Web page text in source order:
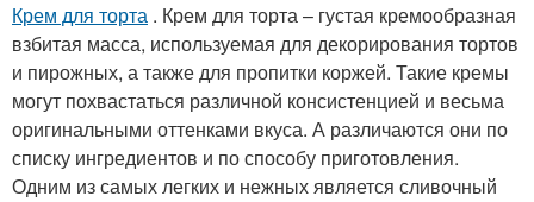
Крем для торта . Крем для торта – густая кремообразная
взбитая масса, используемая для декорирования тортов
и пирожных, а также для пропитки коржей. Такие кремы
могут похвастаться различной консистенцией и весьма
оригинальными оттенками вкуса. А различаются они по
списку ингредиентов и по способу приготовления.
Одним из самых легких и нежных является сливочный